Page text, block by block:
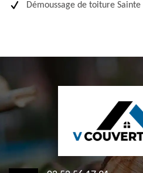
Démoussage de toiture